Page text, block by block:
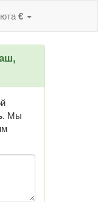
€
. Мы